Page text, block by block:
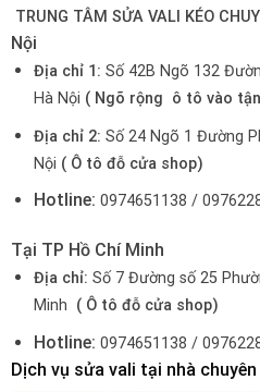
TRUNG TÂM SỬA VALI KÉO
Nội
Địa chỉ 1: Số 42B Ngõ 132
Hà Nội ( Ngõ rộng ô tô vào
Địa chỉ 2: Số 24 Ngõ 1 Đường
Nội ( Ô tô đỗ cửa shop)
Hotline: 0974651138 /
Tại TP Hồ Chí Minh
Địa chỉ: Số 7 Đường số 25
Minh ( Ô tô đỗ cửa shop)
Hotline: 0974651138 /
Dịch vụ sửa vali tại nhà